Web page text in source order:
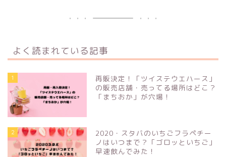
よく読まれている記事
1
再販決定！「ツイステウエハース」
の販売店舗・売ってる場所はどこ？
「まちおか」が穴場！
2
2020・スタバのいちごフラペチー
ノはいつまで？「ゴロッといちご」
早速飲んでみた！